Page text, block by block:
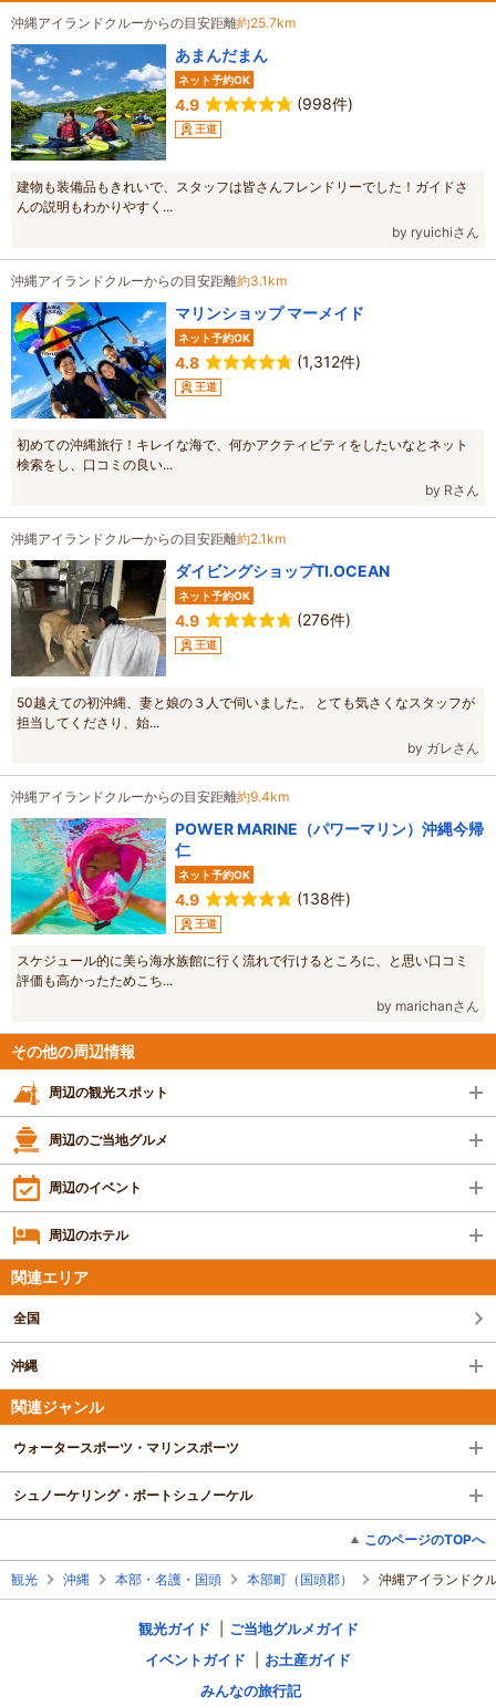
沖縄アイランドクルーからの目安距離約25.7km
あまんだまん
ネット予約OK
4.9 (998件)
王道
建物も装備品もきれいで、スタッフは皆さんフレンドリーでした！ガイドさ
んの説明もわかりやすく...
by ryuichiさん
沖縄アイランドクルーからの目安距離約3.1km
マリンショップ マーメイド
ネット予約OK
4.8 (1,312件)
王道
初めての沖縄旅行！キレイな海で、何かアクティビティをしたいなとネット
検索をし、口コミの良い...
by Rさん
沖縄アイランドクルーからの目安距離約2.1km
ダイビングショップTI.OCEAN
ネット予約OK
4.9 (276件)
王道
50越えての初沖縄、妻と娘の３人で伺いました。 とても気さくなスタッフが
担当してくださり、始...
by ガレさん
沖縄アイランドクルーからの目安距離約9.4km
POWER MARINE（パワーマリン）沖縄今帰
仁
ネット予約OK
4.9 (138件)
王道
スケジュール的に美ら海水族館に行く流れで行けるところに、と思い口コミ
評価も高かったためこち...
by marichanさん
その他の周辺情報
周辺の観光スポット
周辺のご当地グルメ
周辺のイベント
周辺のホテル
関連エリア
全国
沖縄
関連ジャンル
ウォータースポーツ・マリンスポーツ
シュノーケリング・ボートシュノーケル
このページのTOPへ
観光 沖縄 本部・名護・国頭 本部町（国頭郡） 沖縄アイランドク
観光ガイド
ご当地グルメガイド
イベントガイド
お土産ガイド
みんなの旅行記